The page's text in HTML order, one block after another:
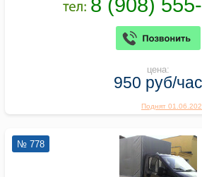
Поднят
цена:
950 руб/час
№ 778